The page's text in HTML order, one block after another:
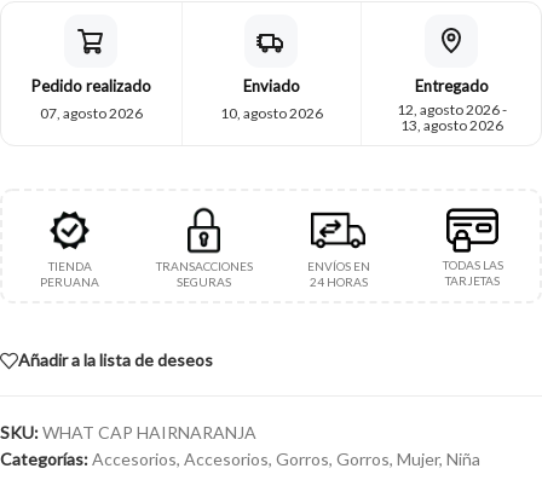
Pedido realizado
07, agosto 2026
Enviado
10, agosto 2026
Entregado
12, agosto 2026 -
13, agosto 2026
TIENDA
PERUANA
TRANSACCIONES
SEGURAS
ENVÍOS EN
24 HORAS
TODAS LAS
TARJETAS
Añadir a la lista de deseos
SKU:WHAT CAP HAIRNARANJA
Categorías:Accesorios, Accesorios, Gorros, Gorros, Mujer, Niña